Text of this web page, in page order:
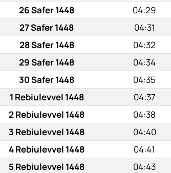
26 Safer 1448 04:29
27 Safer 1448 04:31
28 Safer 1448 04:32
29 Safer 1448 04:34
30 Safer 1448 04:35
1 Rebiulevvel 1448 04:37
2 Rebiulevvel 1448 04:38
3 Rebiulevvel 1448 04:40
4 Rebiulevvel 1448 04:41
5 Rebiulevvel 1448 04:43